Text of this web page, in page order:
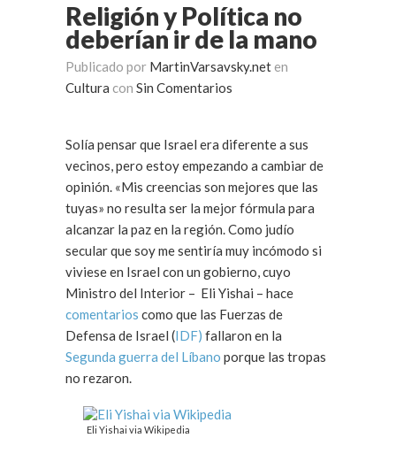
Religión y Política no
deberían ir de la mano
Publicado por MartinVarsavsky.net en
Cultura con Sin Comentarios
Solía pensar que Israel era diferente a sus
vecinos, pero estoy empezando a cambiar de
opinión. «Mis creencias son mejores que las
tuyas» no resulta ser la mejor fórmula para
alcanzar la paz en la región. Como judío
secular que soy me sentiría muy incómodo si
viviese en Israel con un gobierno, cuyo
Ministro del Interior – Eli Yishai – hace
comentarios como que las Fuerzas de
Defensa de Israel (IDF) fallaron en la
Segunda guerra del Líbano porque las tropas
no rezaron.
Eli Yishai via Wikipedia